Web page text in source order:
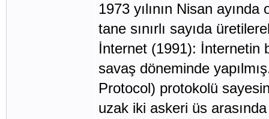
1973 yılının Nisan
tane sınırlı sayıda
İnternet (1991): İnternetin
savaş döneminde
Protocol) protokolü
uzak iki askeri üs arasında